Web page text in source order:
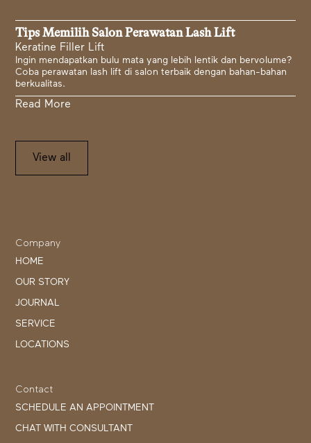
Tips Memilih Salon Perawatan Lash Lift
Keratine Filler Lift
Ingin mendapatkan bulu mata yang lebih lentik dan bervolume?
Coba perawatan lash lift di salon terbaik dengan bahan-bahan
berkualitas.
Read More
View all
Company
HOME
OUR STORY
JOURNAL
SERVICE
LOCATIONS
Contact
SCHEDULE AN APPOINTMENT
CHAT WITH CONSULTANT